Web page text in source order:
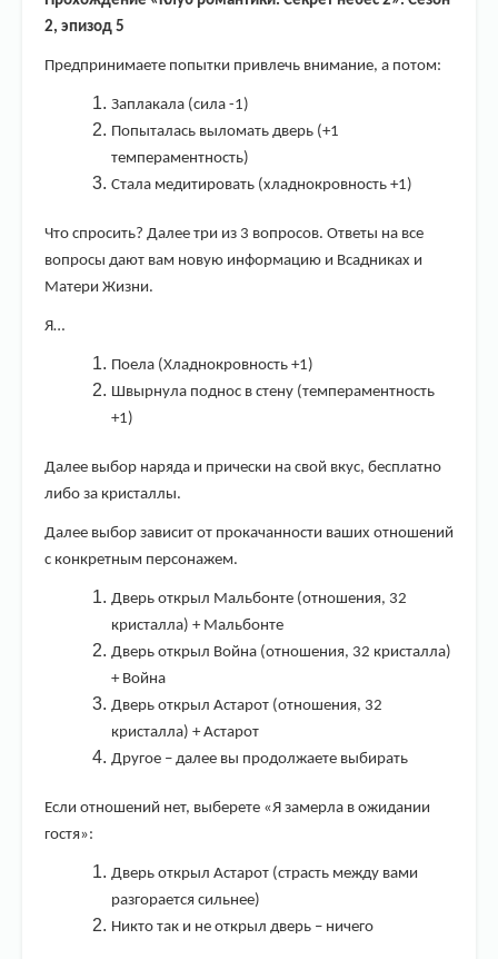
2, эпизод 5
Предпринимаете попытки привлечь внимание, а потом:
Заплакала (сила -1)
Попыталась выломать дверь (+1
темпераментность)
Стала медитировать (хладнокровность +1)
Что спросить? Далее три из 3 вопросов. Ответы на все
вопросы дают вам новую информацию и Всадниках и
Матери Жизни.
Я…
Поела (Хладнокровность +1)
Швырнула поднос в стену (темпераментность
+1)
Далее выбор наряда и прически на свой вкус, бесплатно
либо за кристаллы.
Далее выбор зависит от прокачанности ваших отношений
с конкретным персонажем.
Дверь открыл Мальбонте (отношения, 32
кристалла) + Мальбонте
Дверь открыл Война (отношения, 32 кристалла)
+ Война
Дверь открыл Астарот (отношения, 32
кристалла) + Астарот
Другое – далее вы продолжаете выбирать
Если отношений нет, выберете «Я замерла в ожидании
гостя»:
Дверь открыл Астарот (страсть между вами
разгорается сильнее)
Никто так и не открыл дверь – ничего